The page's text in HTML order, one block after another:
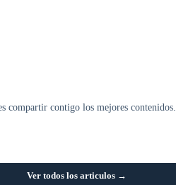
compartir contigo los mejores contenidos.
Ver todos los articulos →